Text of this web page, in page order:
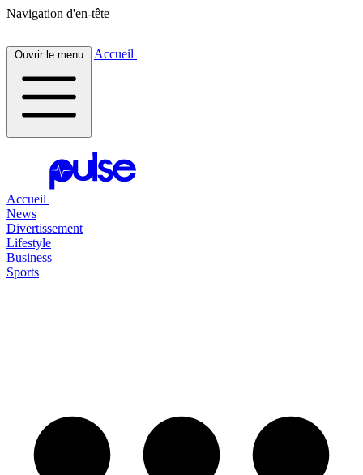
Navigation d'en-tête
Ouvrir le menu Accueil
Accueil
News
Divertissement
Lifestyle
Business
Sports